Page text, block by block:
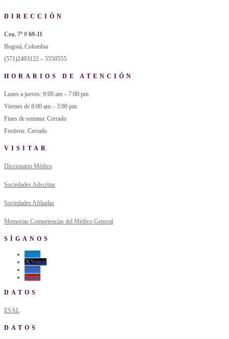
DIRECCIÓN
Cra. 7ª # 69-11
Bogotá, Colombia
(571)2493122 – 5550555
HORARIOS DE ATENCIÓN
Lunes a jueves: 9:00 am – 7:00 pm
Viernes de 8:00 am – 3:00 pm
Fines de semana: Cerrado
Festivos: Cerrado
VISITAR
Diccionario Médico
Sociedades Adscritas
Sociedades Afiliadas
Memorias Competencias del Médico General
SÍGANOS
Seguir
Seguir
Seguir
Seguir
DATOS
ESAL
DATOS